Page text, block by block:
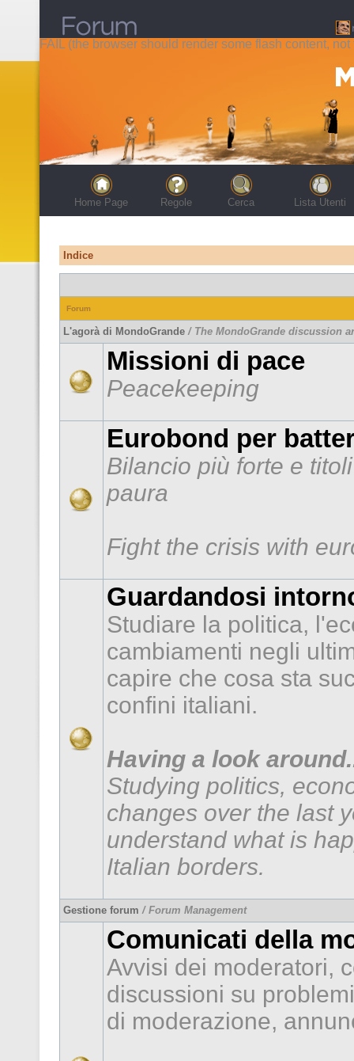
FAIL (the browser should render some flash content, not
Home Page Regole Cerca Lista Utenti
Indice
Forum
L'agorà di MondoGrande / The MondoGrande discussion
Missioni di pace
Peacekeeping
Eurobond per
Bilancio più forte e
paura
Fight the crisis with
Guardandosi
Studiare la politica,
cambiamenti negli
capire che cosa sta
confini italiani.
Having a look
Studying politics,
changes over the last
understand what is
Italian borders.
Gestione forum / Forum Management
Comunicati della
Avvisi dei moderatori,
discussioni su problemi
di moderazione,